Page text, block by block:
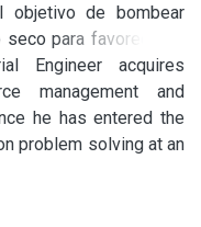
de bombear
para favorecer el
reducir la cantidad de
dominante, se está
mecánico y dragado
de las características
muestreos
Engineer acquires
management and
he has entered the
problem solving at an
suitable at a regional